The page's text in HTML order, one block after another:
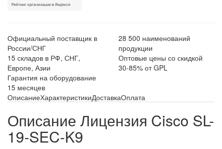
Официальный поставщик в
России/СНГ
28 500 наименований
продукции
15 складов в РФ, СНГ,
Европе, Азии
Оптовые цены со скидкой
30-85% от GPL
Гарантия на оборудование
15 месяцев
ОписаниеХарактеристикиДоставкаОплата
Описание Лицензия Cisco SL-
19-SEC-K9